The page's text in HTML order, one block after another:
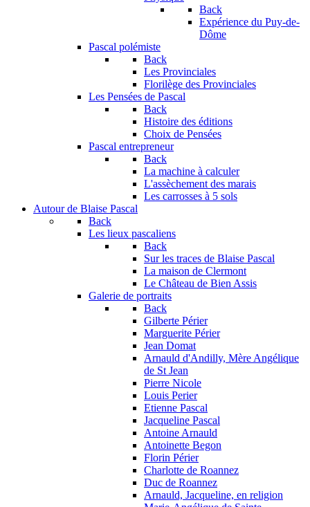
Back
Expérience du Puy-de-
Dôme
Pascal polémiste
Back
Les Provinciales
Florilège des Provinciales
Les Pensées de Pascal
Back
Histoire des éditions
Choix de Pensées
Pascal entrepreneur
Back
La machine à calculer
L'assèchement des marais
Les carrosses à 5 sols
Autour de Blaise Pascal
Back
Les lieux pascaliens
Back
Sur les traces de Blaise Pascal
La maison de Clermont
Le Château de Bien Assis
Galerie de portraits
Back
Gilberte Périer
Marguerite Périer
Jean Domat
Arnauld d'Andilly, Mère Angélique
de St Jean
Pierre Nicole
Louis Perier
Etienne Pascal
Jacqueline Pascal
Antoine Arnauld
Antoinette Begon
Florin Périer
Charlotte de Roannez
Duc de Roannez
Arnauld, Jacqueline, en religion